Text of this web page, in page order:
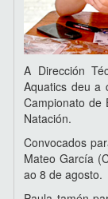
A Dirección
Aquatics deu a
Campionato de
Natación.
Convocados
Mateo García
ao 8 de agosto.